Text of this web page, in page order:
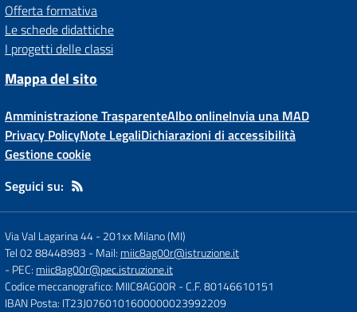
Offerta formativa
Le schede didattiche
I progetti delle classi
Mappa del sito
Amministrazione TrasparenteAlbo onlineInvia una MAD
Privacy PolicyNote LegaliDichiarazioni di accessibilità
Gestione cookie
Seguici su:
Via Val Lagarina 44-201xx Milano (MI)
Tel 02 88448983 - Mail: miic8ag00r@istruzione.it
- PEC: miic8ag00r@pec.istruzione.it
Codice meccanografico: MIIC8AG00R - C.F. 80146610151
IBAN Posta: IT23J0760101600000023992209